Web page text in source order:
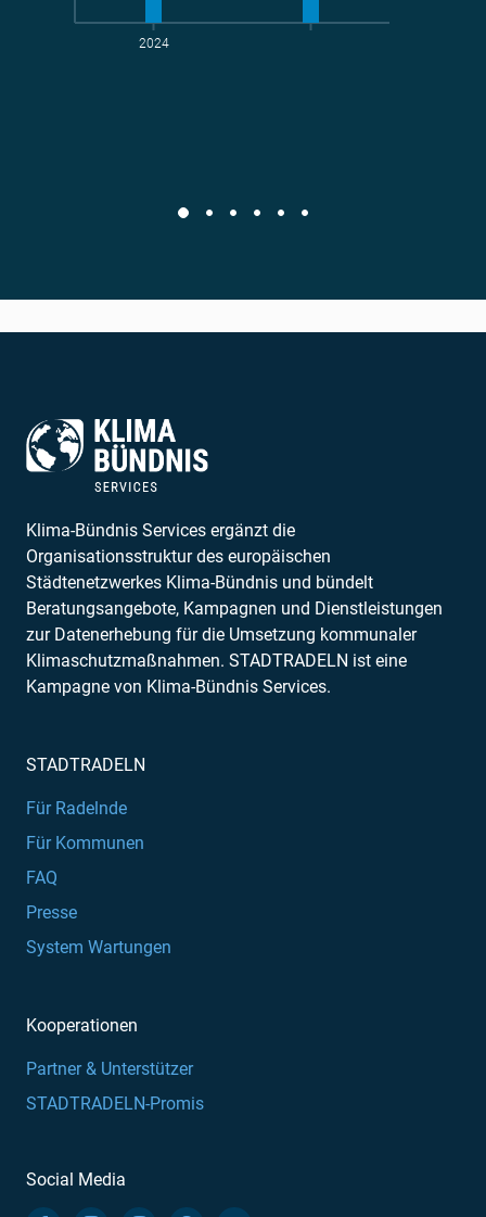
2024
Klima-Bündnis Services ergänzt die
Organisationsstruktur des europäischen
Städtenetzwerkes Klima-Bündnis und bündelt
Beratungsangebote, Kampagnen und Dienstleistungen
zur Datenerhebung für die Umsetzung kommunaler
Klimaschutzmaßnahmen. STADTRADELN ist eine
Kampagne von Klima-Bündnis Services.
STADTRADELN
Für Radelnde
Für Kommunen
FAQ
Presse
System Wartungen
Kooperationen
Partner & Unterstützer
STADTRADELN-Promis
Social Media